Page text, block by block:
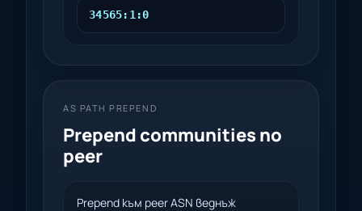
34565:1:0
AS PATH PREPEND
Prepend communities по
peer
Prepend към peer ASN веднъж